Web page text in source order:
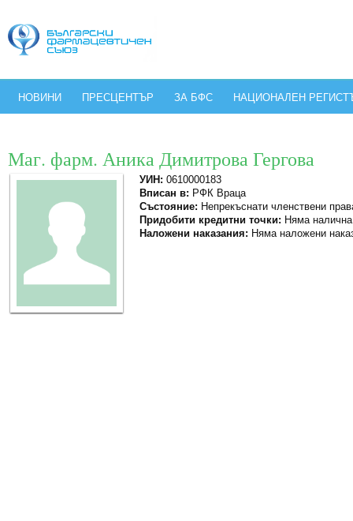
НОВИНИ ПРЕСЦЕНТЪР ЗА БФС НАЦИОНАЛЕН
Маг. фарм. Аника Димитрова Гергова
УИН: 0610000183
Вписан в: РФК Враца
Състояние: Непрекъснати членствени
Придобити кредитни точки: Няма
Наложени наказания: Няма наложени